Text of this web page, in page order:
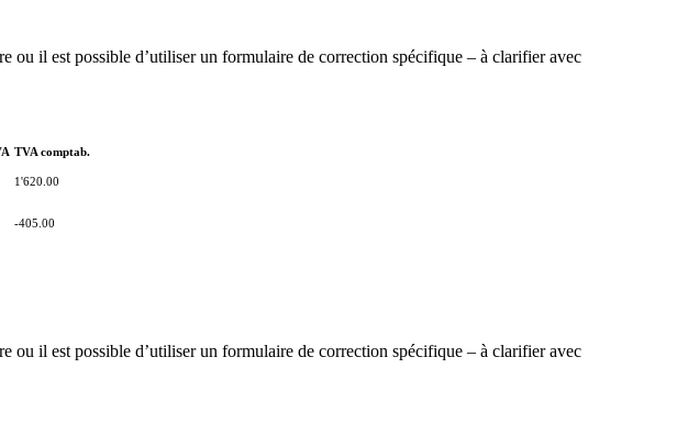
ou il est possible d’utiliser un formulaire de correction spécifique – à clarifier avec
TVA comptab.
1'620.00
-405.00
ou il est possible d’utiliser un formulaire de correction spécifique – à clarifier avec